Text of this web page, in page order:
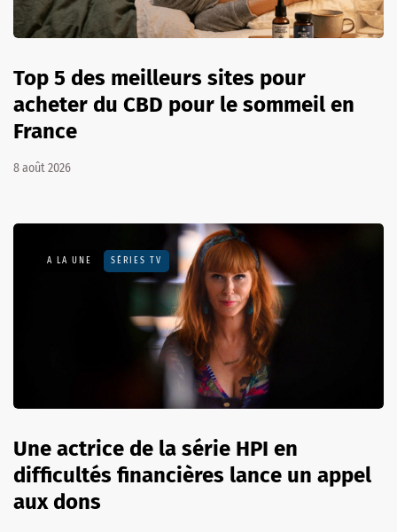
Top 5 des meilleurs sites pour
acheter du CBD pour le sommeil en
France
8 août 2026
A LA UNE SÉRIES TV
Une actrice de la série HPI en
difficultés financières lance un appel
aux dons